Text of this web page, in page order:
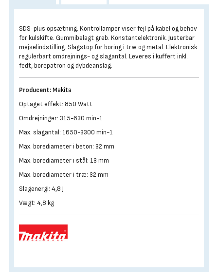
SDS-plus opsætning. Kontrollamper viser fejl på kabel og behov
for kulskifte. Gummibelagt greb. Konstantelektronik. Justerbar
mejselindstilling. Slagstop for boring i træ og metal. Elektronisk
regulerbart omdrejnings- og slagantal. Leveres i kuffert inkl.
fedt, borepatron og dybdeanslag.
Producent:Makita
Optaget effekt: 850 Watt
Omdrejninger: 315-630 min-1
Max. slagantal: 1650-3300 min-1
Max. borediameter i beton: 32 mm
Max. borediameter i stål: 13 mm
Max. borediameter i træ: 32 mm
Slagenergi: 4,8 J
Vægt: 4,8 kg